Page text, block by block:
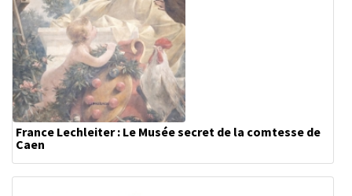
France Lechleiter : Le Musée secret de la comtesse de
Caen